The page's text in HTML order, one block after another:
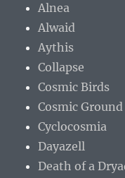
Alnea
Alwaid
Aythis
Collapse
Cosmic Birds
Cosmic Ground
Cyclocosmia
Dayazell
Death of a